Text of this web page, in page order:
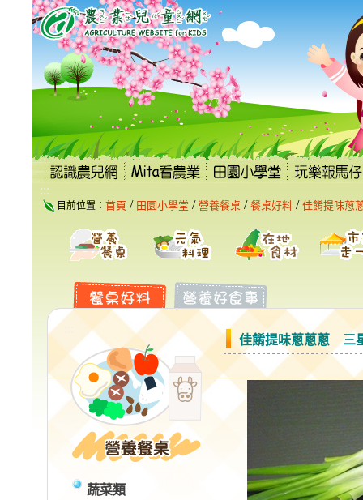
跳
到
要
內
區
塊
:::
目前位置： 首頁 / 田園小學堂 / 營養餐桌 / 餐桌好料 / 佳餚提味蔥
蔬菜類
佳餚提味蔥蔥蔥 三